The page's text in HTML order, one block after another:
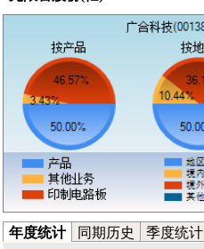
年度统计 同期历史 季度统计